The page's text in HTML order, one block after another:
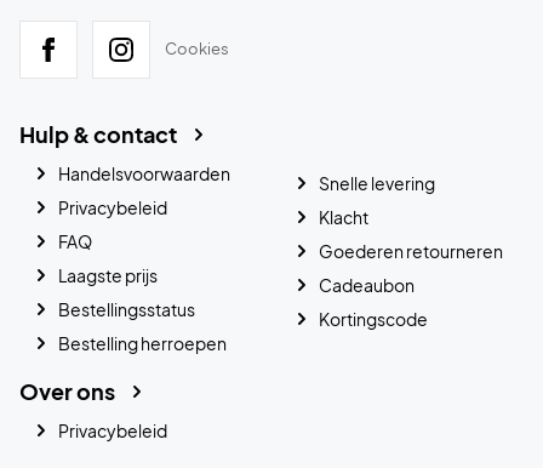
Cookies
Hulp & contact
Handelsvoorwaarden
Privacybeleid
FAQ
Laagste prijs
Bestellingsstatus
Bestelling herroepen
Snelle levering
Klacht
Goederen retourneren
Cadeaubon
Kortingscode
Over ons
Privacybeleid